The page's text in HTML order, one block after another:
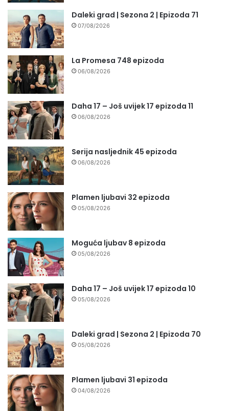
Daleki grad | Sezona 2 | Epizoda 71
07/08/2026
La Promesa 748 epizoda
06/08/2026
Daha 17 – Još uvijek 17 epizoda 11
06/08/2026
Serija nasljednik 45 epizoda
06/08/2026
Plamen ljubavi 32 epizoda
05/08/2026
Moguća ljubav 8 epizoda
05/08/2026
Daha 17 – Još uvijek 17 epizoda 10
05/08/2026
Daleki grad | Sezona 2 | Epizoda 70
05/08/2026
Plamen ljubavi 31 epizoda
04/08/2026